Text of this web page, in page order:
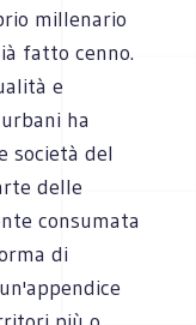
millenario
fatto cenno.
e
ha
società del
delle
consumata
di